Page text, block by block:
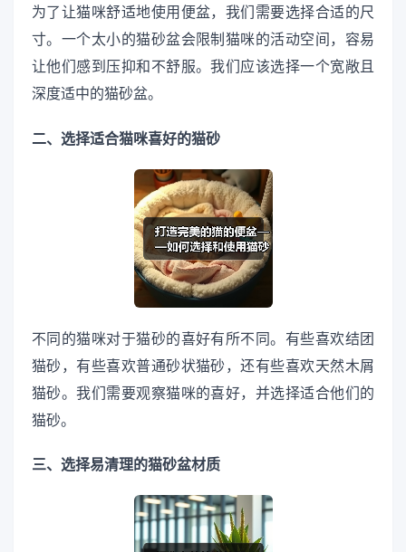
为了让猫咪舒适地使用便盆，我们需要选择合适的尺
寸。一个太小的猫砂盆会限制猫咪的活动空间，容易
让他们感到压抑和不舒服。我们应该选择一个宽敞且
深度适中的猫砂盆。
二、选择适合猫咪喜好的猫砂
不同的猫咪对于猫砂的喜好有所不同。有些喜欢结团
猫砂，有些喜欢普通砂状猫砂，还有些喜欢天然木屑
猫砂。我们需要观察猫咪的喜好，并选择适合他们的
猫砂。
三、选择易清理的猫砂盆材质